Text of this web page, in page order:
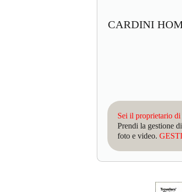
CARDINI
Sei il proprietario di
Prendi la gestione
foto e video.